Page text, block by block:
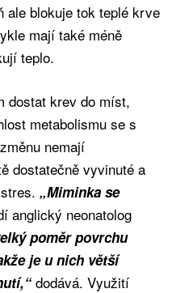
ale blokuje tok teplé krve
mají také méně
teplo.
dostat krev do míst,
metabolismu se s
nemají
dostatečně vyvinuté a
„Miminka se
anglický neonatolog
poměr povrchu
je u nich větší
dodává. Využití